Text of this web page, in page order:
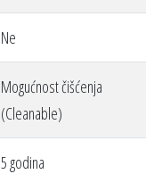
Ne
Mogućnost čišćenja
(Cleanable)
5 godina